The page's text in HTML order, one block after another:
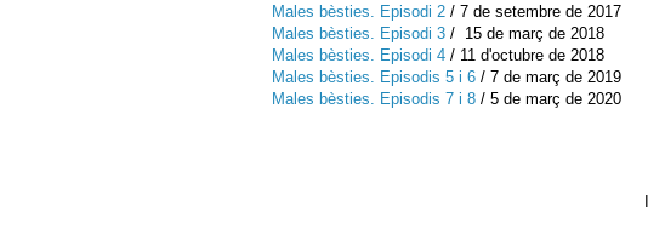
Males bèsties. Episodi 2 / 7 de setembre de 2017
Males bèsties. Episodi 3 / 15 de març de 2018
Males bèsties. Episodi 4 / 11 d'octubre de 2018
Males bèsties. Episodis 5 i 6 / 7 de març de 2019
Males bèsties. Episodis 7 i 8 / 5 de març de 2020